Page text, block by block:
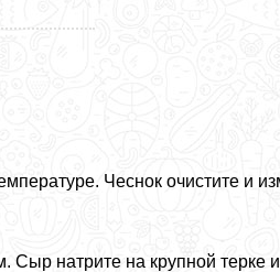
Чеснок очистите и
натрите на крупной терке